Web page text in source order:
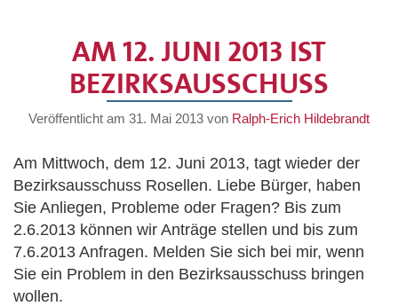
AM 12. JUNI 2013 IST
BEZIRKSAUSSCHUSS
Veröffentlicht am 31. Mai 2013 von Ralph-Erich Hildebrandt
Am Mittwoch, dem 12. Juni 2013, tagt wieder der
Bezirksausschuss Rosellen. Liebe Bürger, haben
Sie Anliegen, Probleme oder Fragen? Bis zum
2.6.2013 können wir Anträge stellen und bis zum
7.6.2013 Anfragen. Melden Sie sich bei mir, wenn
Sie ein Problem in den Bezirksausschuss bringen
wollen.